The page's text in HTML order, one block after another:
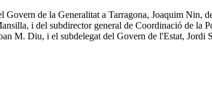
Govern de la Generalitat a Tarragona, Joaquim
i del subdirector general de Coordinació de la
M. Diu, i el subdelegat del Govern de l'Estat, Jordi